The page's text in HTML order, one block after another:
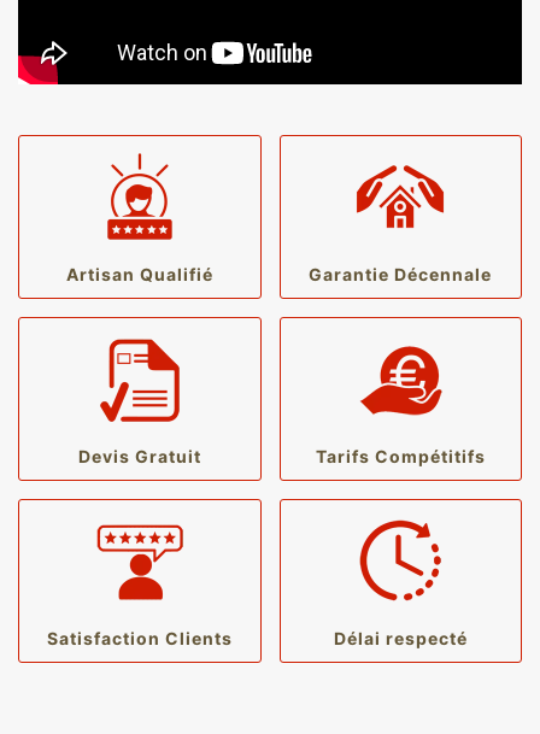
Artisan Qualifié Garantie Décennale
Devis Gratuit Tarifs Compétitifs
Satisfaction Clients Délai respecté